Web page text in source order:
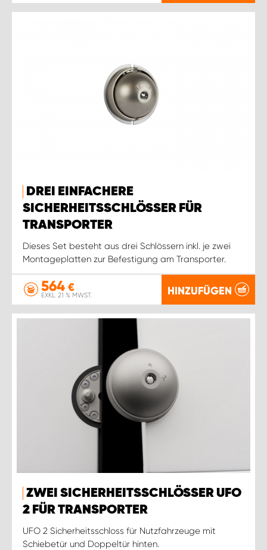
DREI EINFACHERE
SICHERHEITSSCHLÖSSER FÜR
TRANSPORTER
Dieses Set besteht aus drei Schlössern inkl. je zwei
Montageplatten zur Befestigung am Transporter.
564 €
EXKL. 21 % MWST. HINZUFÜGEN
ZWEI SICHERHEITSSCHLÖSSER UFO
2 FÜR TRANSPORTER
UFO 2 Sicherheitsschloss für Nutzfahrzeuge mit
Schiebetür und Doppeltür hinten.